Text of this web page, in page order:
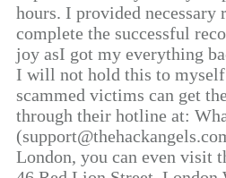
hours. I provided
complete the successful
joy asI got my everything
I will not hold this to
scammed victims can get
through their hotline at:
London, you can even visit